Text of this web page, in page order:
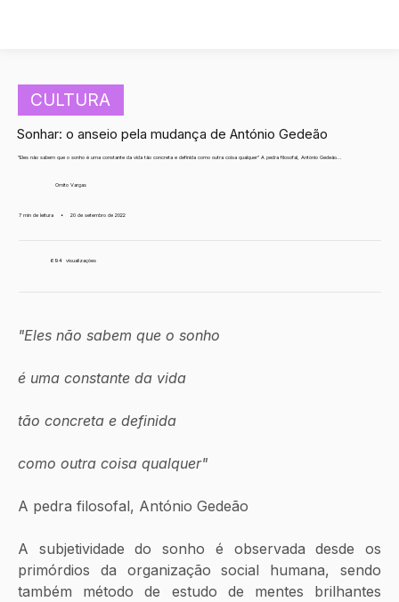
CULTURA
Sonhar: o anseio pela mudança de António Gedeão
"Eles não sabem que o sonho é uma constante da vida tão concreta e definida como outra coisa qualquer" A pedra filosofal, António Gedeão...
Ornito Vargas
7 min de leitura • 20 de setembro de 2022
694 visualizações
"Eles não sabem que o sonho
é uma constante da vida
tão concreta e definida
como outra coisa qualquer"
A pedra filosofal, António Gedeão
A subjetividade do sonho é observada desde os
primórdios da organização social humana, sendo
também método de estudo de mentes brilhantes